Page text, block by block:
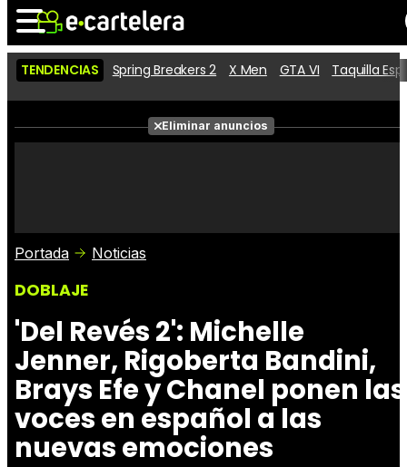
Noticias Cartelera
Películas
Críticas
TENDENCIAS Spring Breakers 2 X Men GTA VI Taquilla
Eliminar anuncios
Portada Noticias
DOBLAJE
'Del Revés 2': Michelle
Jenner, Rigoberta Bandini,
Brays Efe y Chanel ponen las
voces en español a las
nuevas emociones